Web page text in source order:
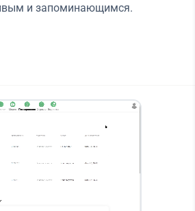
и запоминающимся.